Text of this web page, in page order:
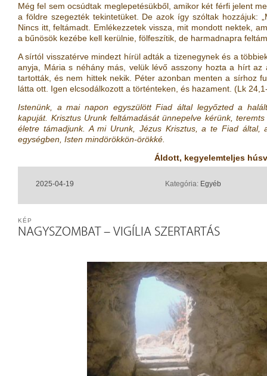
Még fel sem ocsúdtak meglepetésükből, amikor két férfi jelent
a földre szegezték tekintetüket. De azok így szóltak hozzájuk:
Nincs itt, feltámadt. Emlékezzetek vissza, mit mondott nektek,
a bűnösök kezébe kell kerülnie, fölfeszítik, de harmadnapra
A sírtól visszatérve mindezt hírül adták a tizenegynek és a
anyja, Mária s néhány más, velük lévő asszony hozta a hírt az
tartották, és nem hittek nekik. Péter azonban menten a sírhoz
látta ott. Igen elcsodálkozott a történteken, és hazament. (Lk
Istenünk, a mai napon egyszülött Fiad által legyőzted a
kapuját. Krisztus Urunk feltámadását ünnepelve kérünk,
életre támadjunk. A mi Urunk, Jézus Krisztus, a te Fiad által,
egységben, Isten mindörökkön-örökké.
Áldott, kegyelemteljes
2025-04-19 Kategória: Egyéb
NAGYSZOMBAT – VIGÍLIA SZERTARTÁS
KÉP